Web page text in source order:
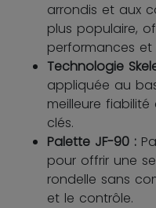
arrondis et aux
plus populaire,
performances
Technologie
appliquée au
meilleure
clés.
Palette JF-90 :
pour offrir une
rondelle sans
et le contrôle.